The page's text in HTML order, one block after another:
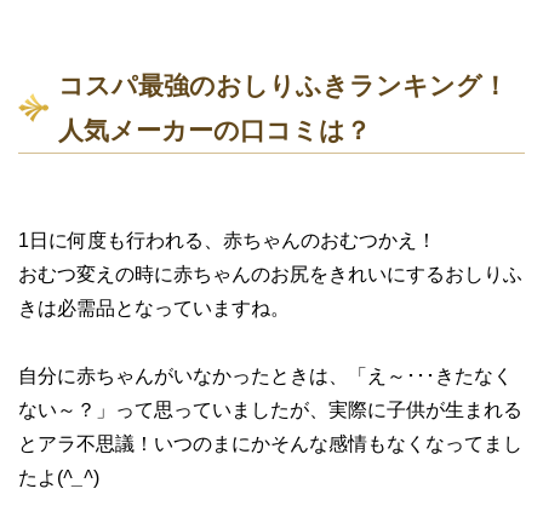
コスパ最強のおしりふきランキング！
人気メーカーの口コミは？
1日に何度も行われる、赤ちゃんのおむつかえ！
おむつ変えの時に赤ちゃんのお尻をきれいにするおしりふ
きは必需品となっていますね。
自分に赤ちゃんがいなかったときは、「え～･･･きたなく
ない～？」って思っていましたが、実際に子供が生まれる
とアラ不思議！いつのまにかそんな感情もなくなってまし
たよ(^_^)